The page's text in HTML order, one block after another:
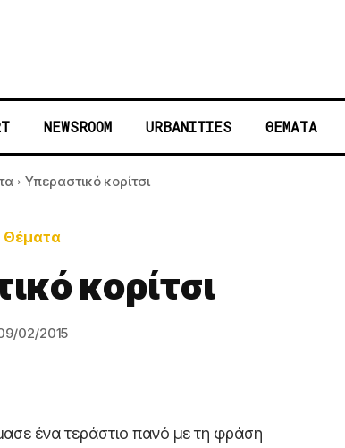
NEWSROOM URBANITIES ΘΕΜΑΤΑ
Υπεραστικό κορίτσι
Θέματα
κορίτσι
02/2015
ένα τεράστιο πανό με τη φράση